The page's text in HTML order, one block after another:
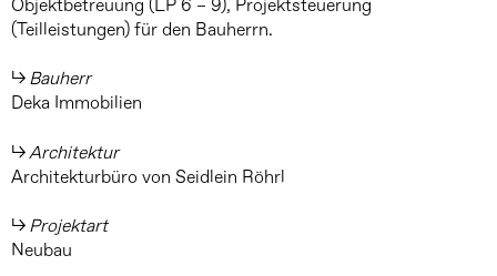
Objektbetreuung (LP 6 – 9), Projektsteuerung
(Teilleistungen) für den Bauherrn.
Bauherr
Deka Immobilien
Architektur
Architekturbüro von Seidlein Röhrl
Projektart
Neubau